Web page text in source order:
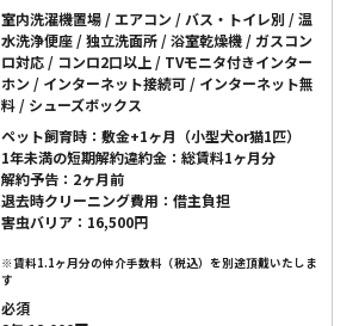
室内洗濯機置場 / エアコン / バス・トイレ別 / 温
水洗浄便座 / 独立洗面所 / 浴室乾燥機 / ガスコン
ロ対応 / コンロ2口以上 / TVモニタ付きインター
ホン / インターネット接続可 / インターネット無
料 / シューズボックス
ペット飼育時：敷金+1ヶ月（小型犬or猫1匹）
1年未満の短期解約違約金：総賃料1ヶ月分
解約予告：2ヶ月前
退去時クリーニング費用：借主負担
害虫バリア：16,500円
※賃料1.1ヶ月分の仲介手数料（税込）を別途頂戴いたしま
す
必須